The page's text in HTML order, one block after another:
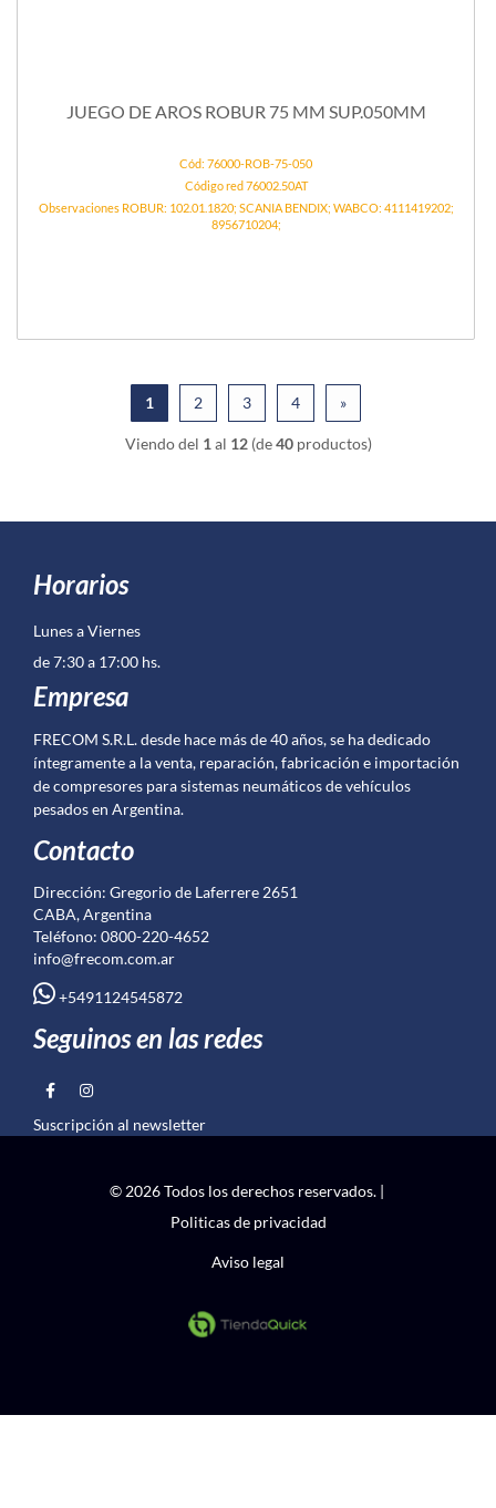
JUEGO DE AROS ROBUR 75 MM SUP.050MM
Cód: 76000-ROB-75-050
Código red 76002.50AT
Observaciones ROBUR: 102.01.1820; SCANIA BENDIX; WABCO: 4111419202;
8956710204;
1 2 3 4 »
Viendo del 1 al 12(de40productos)
Horarios
Lunes a Viernes
de 7:30 a 17:00 hs.
Empresa
FRECOM S.R.L. desde hace más de 40 años, se ha dedicado
íntegramente a la venta, reparación, fabricación e importación
de compresores para sistemas neumáticos de vehículos
pesados en Argentina.
Contacto
Dirección: Gregorio de Laferrere 2651
CABA, Argentina
Teléfono: 0800-220-4652
info@frecom.com.ar
+5491124545872
Seguinos en las redes
Suscripción al newsletter
© 2026 Todos los derechos reservados. |
Politicas de privacidad
Aviso legal